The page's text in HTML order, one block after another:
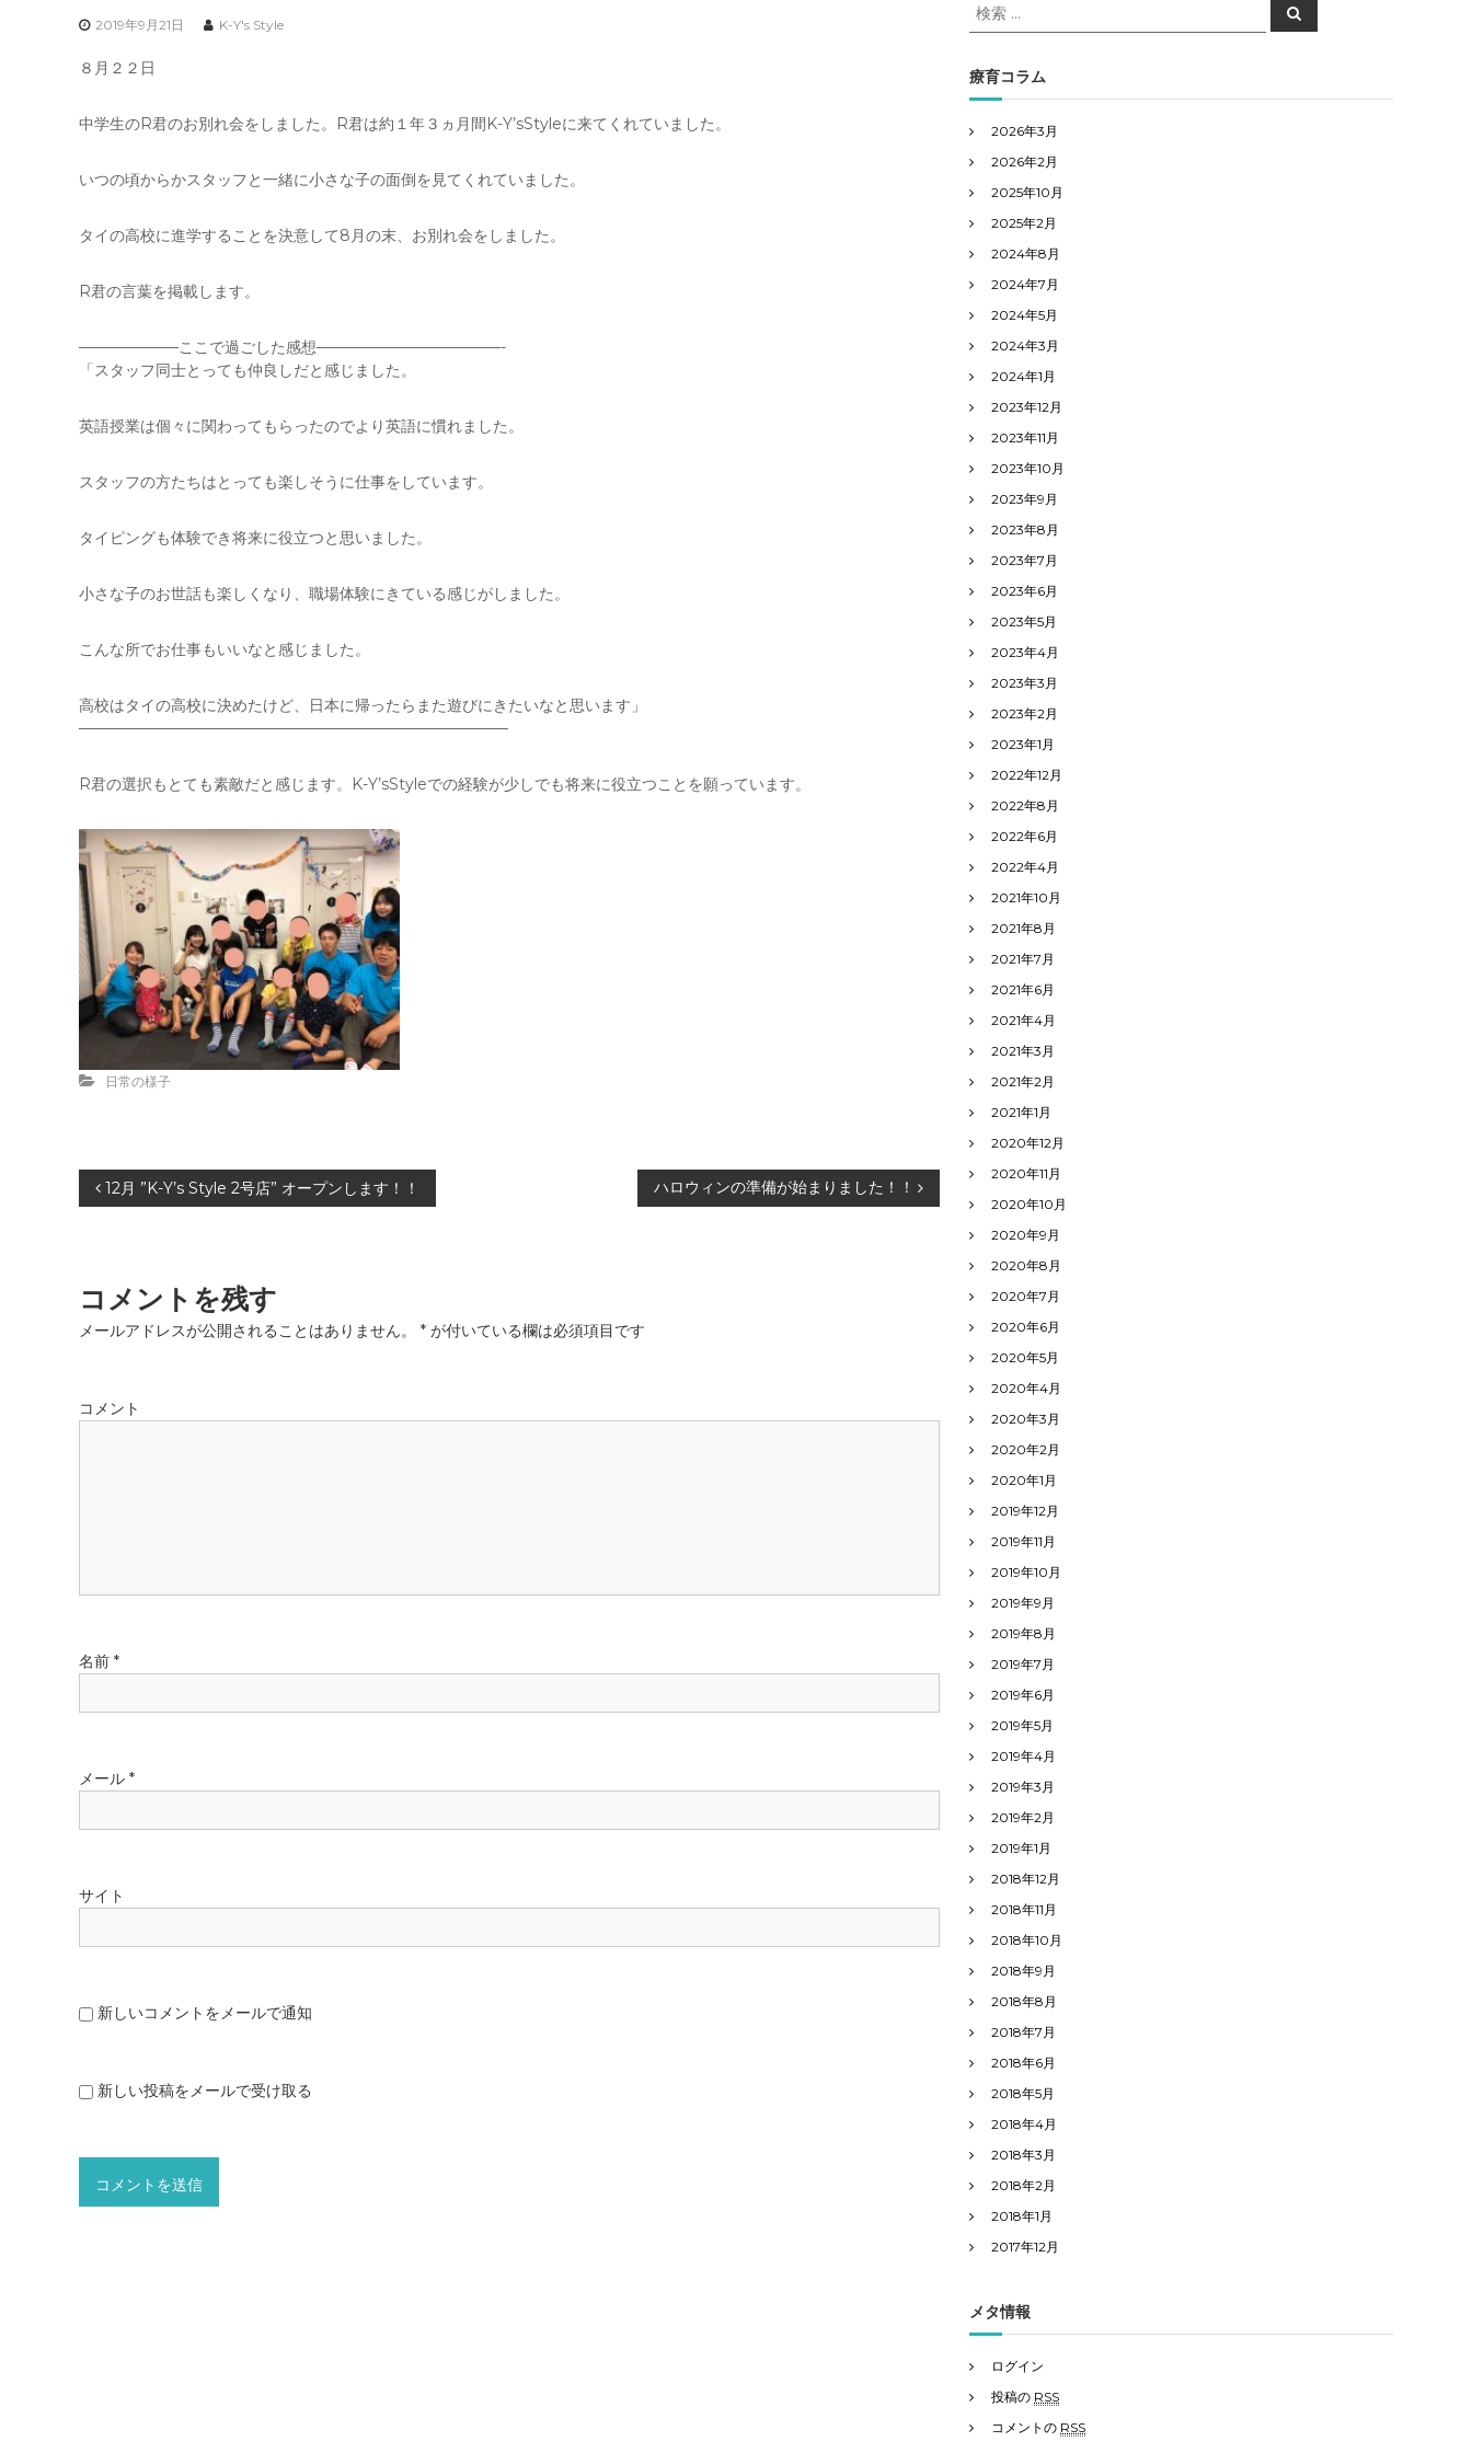
2019年9月21日 K-Y's Style
８月２２日
中学生のR君のお別れ会をしました。R君は約１年３ヵ月間K-Y’sStyleに来てくれていました。
いつの頃からかスタッフと一緒に小さな子の面倒を見てくれていました。
タイの高校に進学することを決意して8月の末、お別れ会をしました。
R君の言葉を掲載します。
——————–ここで過ごした感想————————————-
「スタッフ同士とっても仲良しだと感じました。
英語授業は個々に関わってもらったのでより英語に慣れました。
スタッフの方たちはとっても楽しそうに仕事をしています。
タイピングも体験でき将来に役立つと思いました。
小さな子のお世話も楽しくなり、職場体験にきている感じがしました。
こんな所でお仕事もいいなと感じました。
高校はタイの高校に決めたけど、日本に帰ったらまた遊びにきたいなと思います」
————————————————————————————
R君の選択もとても素敵だと感じます。K-Y’sStyleでの経験が少しでも将来に役立つことを願っています。
日常の様子
投
ナ
ビ
ン
12月 ”K-Y’s Style 2号店” オープンします！！ ハロウィンの準備が始まりました！！
コメントを残す
メールアドレスが公開されることはありません。 * が付いている欄は必須項目です
コメント
名前 *
メール *
サイト
新しいコメントをメールで通知
新しい投稿をメールで受け取る
索
象
:
検
索
療育コラム
2026年3月
2026年2月
2025年10月
2025年2月
2024年8月
2024年7月
2024年5月
2024年3月
2024年1月
2023年12月
2023年11月
2023年10月
2023年9月
2023年8月
2023年7月
2023年6月
2023年5月
2023年4月
2023年3月
2023年2月
2023年1月
2022年12月
2022年8月
2022年6月
2022年4月
2021年10月
2021年8月
2021年7月
2021年6月
2021年4月
2021年3月
2021年2月
2021年1月
2020年12月
2020年11月
2020年10月
2020年9月
2020年8月
2020年7月
2020年6月
2020年5月
2020年4月
2020年3月
2020年2月
2020年1月
2019年12月
2019年11月
2019年10月
2019年9月
2019年8月
2019年7月
2019年6月
2019年5月
2019年4月
2019年3月
2019年2月
2019年1月
2018年12月
2018年11月
2018年10月
2018年9月
2018年8月
2018年7月
2018年6月
2018年5月
2018年4月
2018年3月
2018年2月
2018年1月
2017年12月
メタ情報
ログイン
投稿の RSS
コメントの RSS